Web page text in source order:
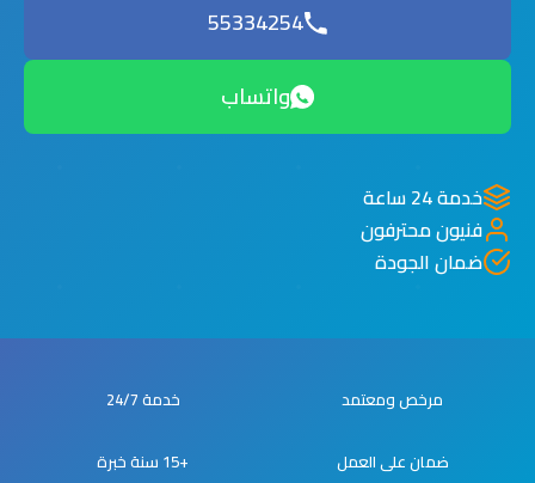
55334254
واتساب
خدمة 24 ساعة
فنيون محترفون
ضمان الجودة
مرخص ومعتمد خدمة 24/7
ضمان على العمل +15 سنة خبرة